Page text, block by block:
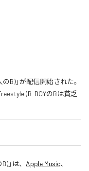
B)」が配信開始された。
(B-BOYのBは貧乏
B)」は、 Apple Music、